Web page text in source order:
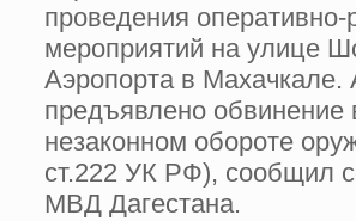
проведения
мероприятий на улице
Аэропорта в Махачкале.
предъявлено обвинение
незаконном обороте
ст.222 УК РФ), сообщил
МВД Дагестана.